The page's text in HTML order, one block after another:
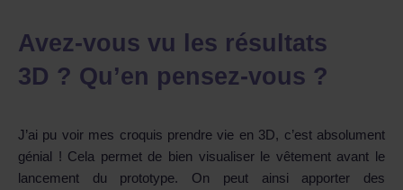
Avez-vous vu les résultats
3D ? Qu’en pensez-vous ?
J’ai pu voir mes croquis prendre vie en 3D, c’est absolument
génial ! Cela permet de bien visualiser le vêtement avant le
lancement du prototype. On peut ainsi apporter des